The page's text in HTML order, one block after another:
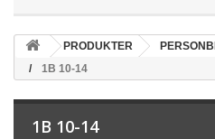
PRODUKTER
1B 10-14
1B 10-14